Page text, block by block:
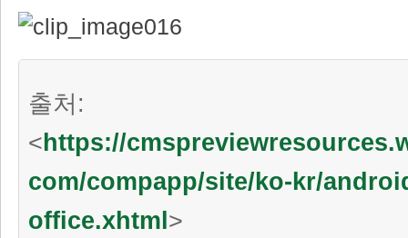
출처:
<https://
com/compapp/site/ko-kr/
office.xhtml>